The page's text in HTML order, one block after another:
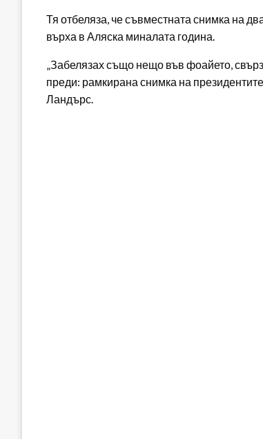
Тя отбеляза, че съвместната снимка на
върха в Аляска миналата година.
„Забелязах също нещо във фоайето,
преди: рамкирана снимка на
Ландърс.